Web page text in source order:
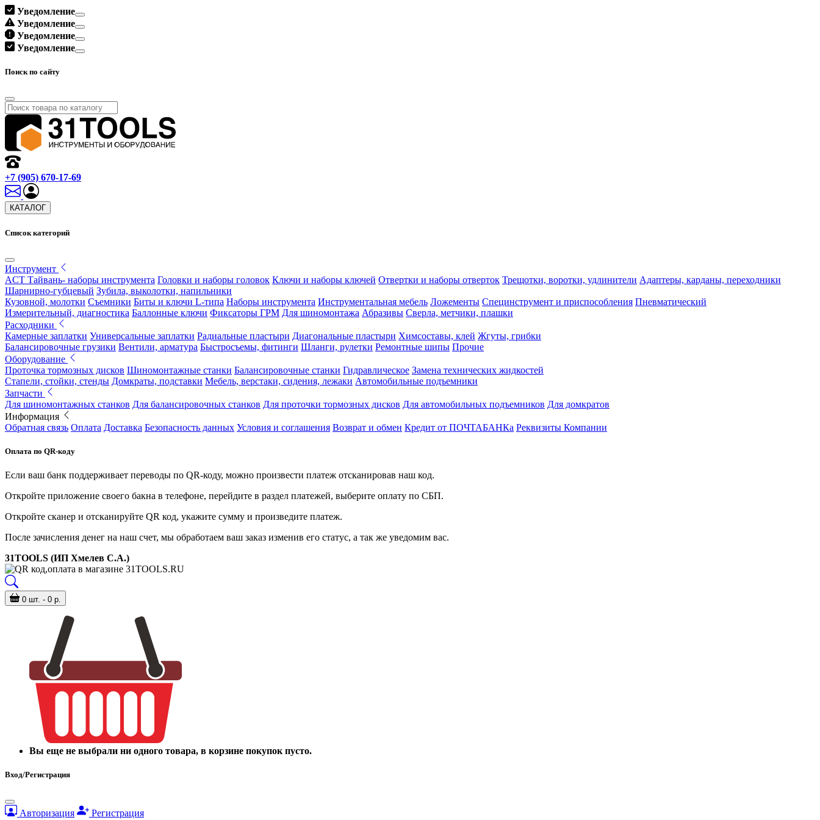
Уведомление
Уведомление
Уведомление
Уведомление
Поиск по сайту
+7 (905) 670-17-69
КАТАЛОГ
Список категорий
Инструмент
ACT Тайвань- наборы инструмента Головки и наборы головок Ключи и наборы ключей Отвертки и наборы отверток Трещотки, воротки, удлинители Адаптеры, карданы, переходники
Шарнирно-губцевый Зубила, выколотки, напильники
Кузовной, молотки Съемники Биты и ключи L-типа Наборы инструмента Инструментальная мебель Ложементы Специнструмент и приспособления Пневматический
Измерительный, диагностика Баллонные ключи Фиксаторы ГРМ Для шиномонтажа Абразивы Сверла, метчики, плашки
Расходники
Камерные заплатки Универсальные заплатки Радиальные пластыри Диагональные пластыри Химсоставы, клей Жгуты, грибки
Балансировочные грузики Вентили, арматура Быстросъемы, фитинги Шланги, рулетки Ремонтные шипы Прочие
Оборудование
Проточка тормозных дисков Шиномонтажные станки Балансировочные станки Гидравлическое Замена технических жидкостей
Стапели, стойки, стенды Домкраты, подставки Мебель, верстаки, сидения, лежаки Автомобильные подъемники
Запчасти
Для шиномонтажных станков Для балансировочных станков Для проточки тормозных дисков Для автомобильных подъемников Для домкратов
Информация
Обратная связь Оплата Доставка Безопасность данных Условия и соглашения Возврат и обмен Кредит от ПОЧТАБАНКа Реквизиты Компании
Оплата по QR-коду
Если ваш банк поддерживает переводы по QR-коду, можно произвести платеж отсканировав наш код.
Откройте приложение своего бакна в телефоне, перейдите в раздел платежей, выберите оплату по СБП.
Откройте сканер и отсканируйте QR код, укажите сумму и произведите платеж.
После зачисления денег на наш счет, мы обработаем ваш заказ изменив его статус, а так же уведомим вас.
31TOOLS (ИП Хмелев С.А.)
0 шт. - 0 р.
Вы еще не выбрали ни одного товара, в корзине покупок пусто.
Вход/Регистрация
Авторизация Регистрация